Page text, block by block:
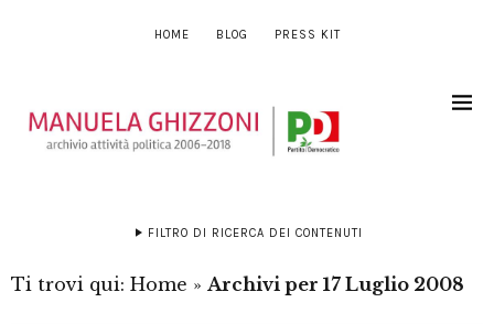
HOME BLOG PRESS KIT
FILTRO DI RICERCA DEI CONTENUTI
Ti trovi qui: Home » Archivi per 17 Luglio 2008